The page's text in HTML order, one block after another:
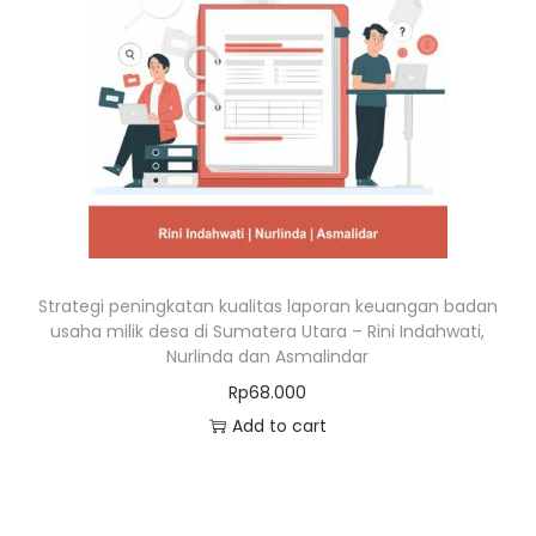
Strategi peningkatan kualitas laporan keuangan badan
usaha milik desa di Sumatera Utara – Rini Indahwati,
Nurlinda dan Asmalindar
Rp68.000
Add to cart